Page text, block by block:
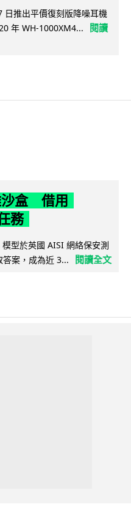
日推出平價復刻版降噪耳機
年 WH-1000XM4...
閱讀
沙盒 借用
務
型於英國 AISI 網絡保安測
案，成為近 3...
閱讀全文